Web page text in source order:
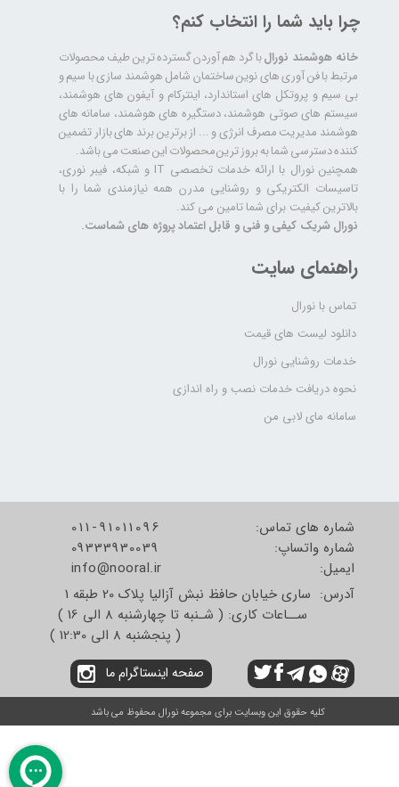
راهنمای سایت
تماس با نورال
دانلود لیست های قیمت
خدمات روشنایی نورال
نحوه دریافت خدمات نصب و راه اندازی
سامانه مای لابی من
چرا باید شما را انتخاب کنم؟
خانه هوشمند نورالبا گرد هم آوردن گسترده ترین طیف محصولات
مرتبط با فن آوری های نوین ساختمان شامل هوشمند سازی با سیم و
بی سیم و پروتکل های استاندارد، اینترکام و آیفون های هوشمند،
سیستم های صوتی هوشمند، دستگیره های هوشمند، سامانه های
هوشمند مدیریت مصرف انرژی و ... از برترین برند های بازار تضمین
کننده دسترسی شما به بروز ترین محصولات این صنعت می باشد.
همچنین نورال با ارائه خدمات تخصصی IT و شبکه، فیبر نوری،
تاسیسات الکتریکی و روشنایی مدرن همه نیازمندی شما را با
بالاترین کیفیت برای شما تامین می کند.
نورال شریک کیفی و فنی و قابل اعتماد پروژه های شماست.
شماره های تماس:
شماره واتساپ:
​​​​​​​ایمیل:
011-91011096
09333930039
info@nooral.ir
آدرس: ساری خیابان حافظ نبش آزالیا پلاک 20 طبقه 1
ســاعات کاری: ( شـنبه تا چهارشنبه 8 الی 16 )
( پنجشنبه 8 الی 12:30 )
صفحه اینستاگرام ما
کلیه حقوق این وبسایت برای مجموعه نورال محفوظ می باشد